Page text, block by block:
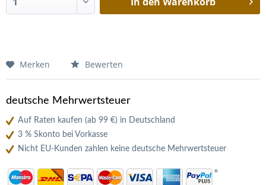
Merken Bewerten
deutsche Mehrwertsteuer
Auf Raten kaufen (ab 99 €) in Deutschland
3 % Skonto bei Vorkasse
Nicht EU-Kunden zahlen keine deutsche Mehrwertsteuer
*